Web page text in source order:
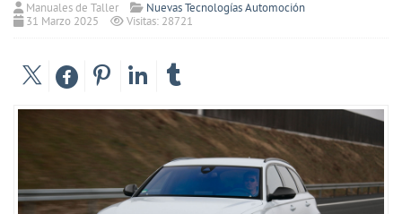
Manuales de Taller
Nuevas Tecnologías Automoción
31 Marzo 2025
Visitas: 28721